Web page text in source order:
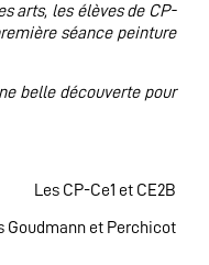
arts, les élèves de CP-
séance peinture
belle découverte pour
Les CP-Ce1 et CE2B
Goudmann et Perchicot